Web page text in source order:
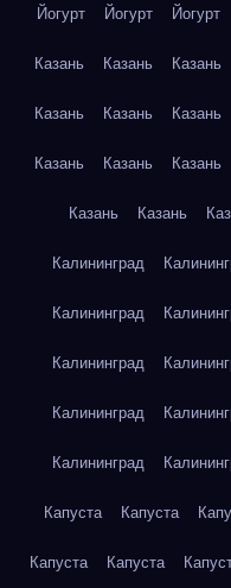
Йогурт Йогурт Йогурт
Казань Казань Казань
Казань Казань Казань
Казань Казань Казань
Казань Казань
Калининград
Калининград
Калининград
Калининград
Калининград
Капуста Капуста
Капуста Капуста